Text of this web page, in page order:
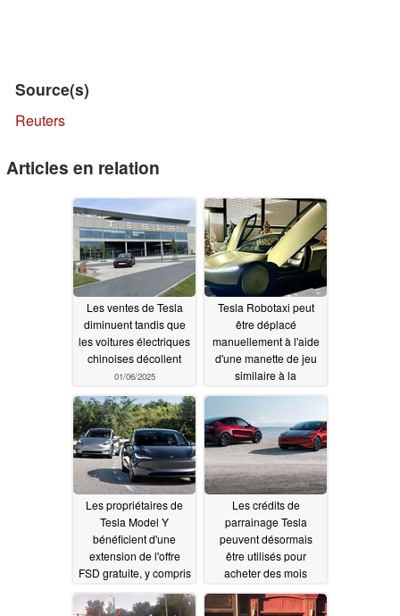
Source(s)
Reuters
Articles en relation
Les ventes de Tesla
diminuent tandis que
les voitures électriques
chinoises décollent
01/06/2025
Tesla Robotaxi peut
être déplacé
manuellement à l'aide
d'une manette de jeu
similaire à la
PlayStation EV Afeela
Les propriétaires de
Tesla Model Y
bénéficient d'une
extension de l'offre
FSD gratuite, y compris
les abonnés actuels
12/27/2024
Les crédits de
parrainage Tesla
peuvent désormais
être utilisés pour
acheter des mois
d'abonnement FSD en
gros12/25/2024